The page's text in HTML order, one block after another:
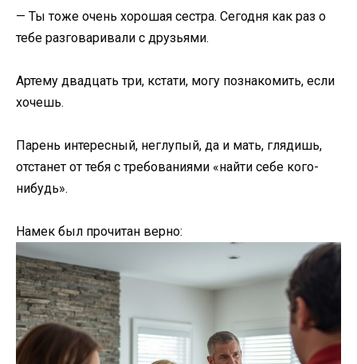
— Ты тоже очень хорошая сестра. Сегодня как раз о
тебе разговаривали с друзьями.
Артему двадцать три, кстати, могу познакомить, если
хочешь.
Парень интересный, неглупый, да и мать, глядишь,
отстанет от тебя с требованиями «найти себе кого-
нибудь».
Намек был прочитан верно: